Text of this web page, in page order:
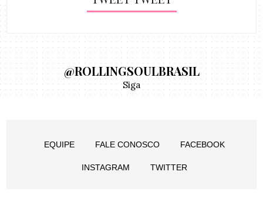
@ROLLINGSOULBRASIL
Siga
EQUIPE FALE CONOSCO FACEBOOK
INSTAGRAM TWITTER